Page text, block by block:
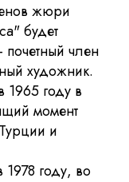
жюри
будет
член
художник.
году в
момент
и
1978 году, во